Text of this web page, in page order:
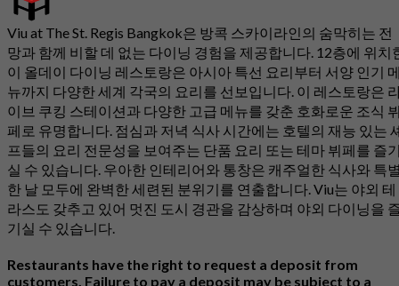
Viu at The St. Regis Bangkok은 방콕 스카이라인의 숨막히는 전
망과 함께 비할 데 없는 다이닝 경험을 제공합니다. 12층에 위치
이 올데이 다이닝 레스토랑은 아시아 특선 요리부터 서양 인기
뉴까지 다양한 세계 각국의 요리를 선보입니다. 이 레스토랑은
이브 쿠킹 스테이션과 다양한 고급 메뉴를 갖춘 호화로운 조식
페로 유명합니다. 점심과 저녁 식사 시간에는 호텔의 재능 있는
프들의 요리 전문성을 보여주는 단품 요리 또는 테마 뷔페를 즐
실 수 있습니다. 우아한 인테리어와 통창은 캐주얼한 식사와 특
한 날 모두에 완벽한 세련된 분위기를 연출합니다. Viu는 야외 테
라스도 갖추고 있어 멋진 도시 경관을 감상하며 야외 다이닝을
기실 수 있습니다.
Restaurants have the right to request a deposit from
customers. Failure to pay a deposit may be subject to a